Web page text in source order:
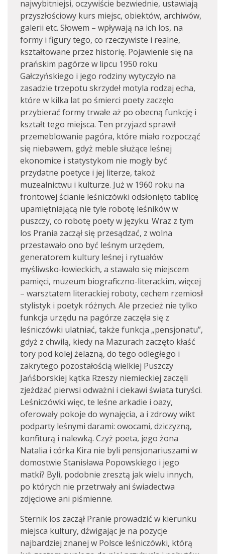
najwybitniejsi, oczywiście bezwiednie, ustawiają
przyszłościowy kurs miejsc, obiektów, archiwów,
galerii etc. Słowem – wpływają na ich los, na
formy i figury tego, co rzeczywiste i realne,
kształtowane przez historię. Pojawienie się na
prańskim pagórze w lipcu 1950 roku
Gałczyńskiego i jego rodziny wytyczyło na
zasadzie trzepotu skrzydeł motyla rodzaj echa,
które w kilka lat po śmierci poety zaczęło
przybierać formy trwałe aż po obecną funkcję i
kształt tego miejsca. Ten przyjazd sprawił
przemeblowanie pagóra, które miało rozpocząć
się niebawem, gdyż meble służące leśnej
ekonomice i statystykom nie mogły być
przydatne poetyce i jej literze, takoż
muzealnictwu i kulturze. Już w 1960 roku na
frontowej ścianie leśniczówki odsłonięto tablicę
upamiętniającą nie tyle robotę leśników w
puszczy, co robotę poety w języku. Wraz z tym
los Prania zaczął się przesądzać, z wolna
przestawało ono być leśnym urzędem,
generatorem kultury leśnej i rytuałów
myśliwsko-łowieckich, a stawało się miejscem
pamięci, muzeum biograficzno-literackim, więcej
– warsztatem literackiej roboty, cechem rzemiosł
stylistyk i poetyk różnych. Ale przecież nie tylko
funkcja urzędu na pagórze zaczęła się z
leśniczówki ulatniać, także funkcja „pensjonatu”,
gdyż z chwilą, kiedy na Mazurach zaczęto kłaść
tory pod kolej żelazną, do tego odległego i
zakrytego pozostałością wielkiej Puszczy
Jańśborskiej kątka Rzeszy niemieckiej zaczęli
zjeżdżać pierwsi odważni i ciekawi świata turyści.
Leśniczówki więc, te leśne arkadie i oazy,
oferowały pokoje do wynajęcia, a i zdrowy wikt
podparty leśnymi darami: owocami, dziczyzną,
konfiturą i nalewką. Czyż poeta, jego żona
Natalia i córka Kira nie byli pensjonariuszami w
domostwie Stanisława Popowskiego i jego
matki? Byli, podobnie zresztą jak wielu innych,
po których nie przetrwały ani świadectwa
zdjęciowe ani piśmienne.
Sternik los zaczął Pranie prowadzić w kierunku
miejsca kultury, dźwigając je na pozycje
najbardziej znanej w Polsce leśniczówki, którą